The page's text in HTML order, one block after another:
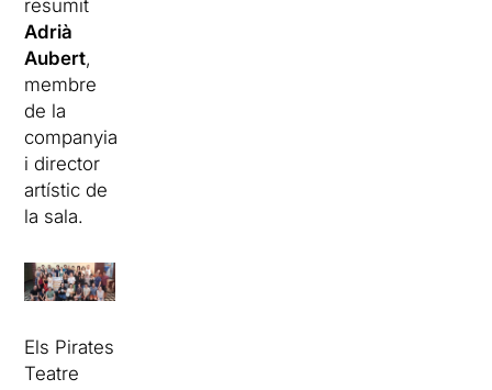
resumit
Adrià
Aubert,
membre
de la
companyia
i director
artístic de
la sala.
Els Pirates
Teatre